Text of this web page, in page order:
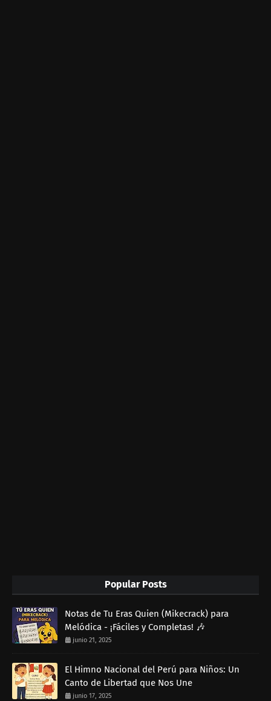
Popular Posts
Notas de Tu Eras Quien (Mikecrack) para
Melódica - ¡Fáciles y Completas! 🎶
junio 21, 2025
El Himno Nacional del Perú para Niños: Un
Canto de Libertad que Nos Une
junio 17, 2025